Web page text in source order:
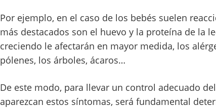
Por ejemplo, en el caso de los bebés suelen
más destacados son el huevo y la proteína de la
creciendo le afectarán en mayor medida, los
pólenes, los árboles, ácaros…
De este modo, para llevar un control adecuado
aparezcan estos síntomas, será fundamental